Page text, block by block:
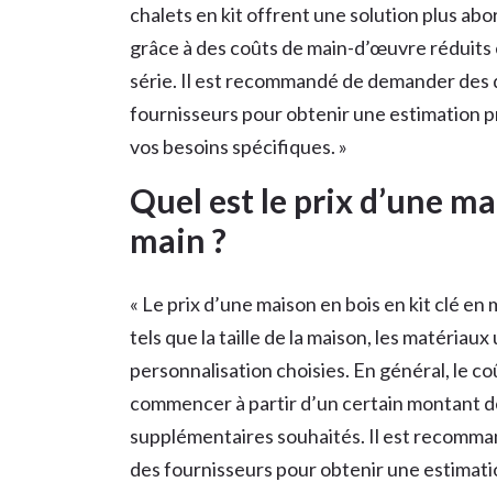
chalets en kit offrent une solution plus
grâce à des coûts de main-d’œuvre
série. Il est recommandé de demander
fournisseurs pour obtenir une estimation
vos besoins spécifiques. »
Quel est le prix d’une
main ?
« Le prix d’une maison en bois en kit clé
tels que la taille de la maison, les
personnalisation choisies. En général, le
commencer à partir d’un certain montant
supplémentaires souhaités. Il est
des fournisseurs pour obtenir une